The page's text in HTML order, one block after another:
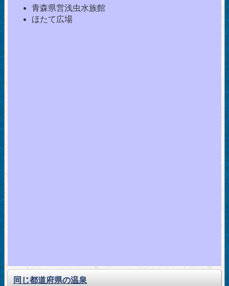
青森県営浅虫水族館
ほたて広場
同じ都道府県の温泉